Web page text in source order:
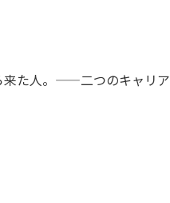
来た人。——二つのキャリ